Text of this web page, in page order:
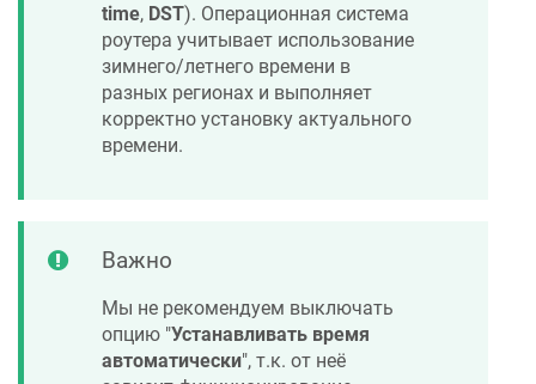
time, DST). Операционная система
роутера учитывает использование
зимнего/летнего времени в
разных регионах и выполняет
корректно установку актуального
времени.
Важно
Мы не рекомендуем выключать
опцию "Устанавливать время
автоматически", т.к. от неё